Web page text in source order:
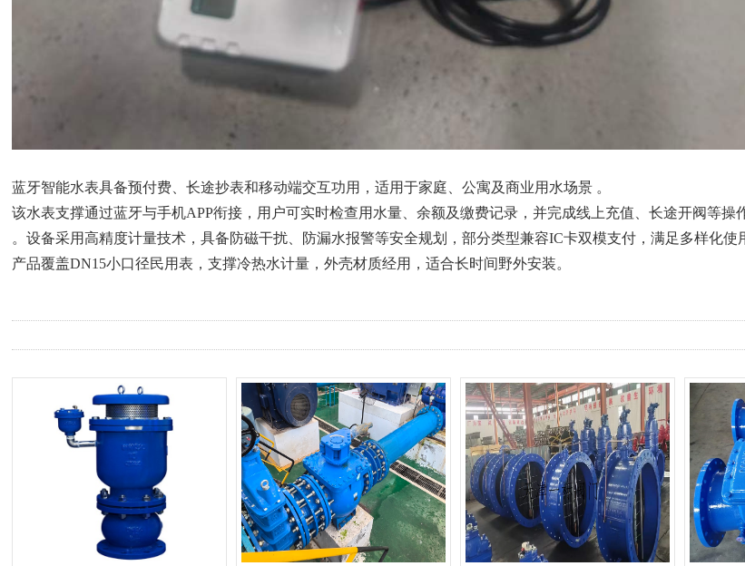
蓝牙智能水表具备预付费、长途抄表和移动端交互功用，适用于家庭、公寓及商业用水场景 。
该水表支撑通过蓝牙与手机APP衔接，用户可实时检查用水量、余额及缴费记录，并完成线上充值、长途开阀等操
。设备采用高精度计量技术，具备防磁干扰、防漏水报警等安全规划，部分类型兼容IC卡双模支付，满足多样化使
产品覆盖DN15小口径民用表，支撑冷热水计量，外壳材质经用，适合长时间野外安装。